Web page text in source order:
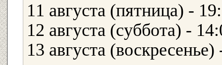
11 августа (пятница) -
12 августа (суббота) -
13 августа